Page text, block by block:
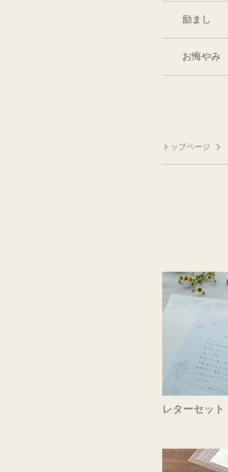
励まし
お悔やみ
トップページ
レターセット